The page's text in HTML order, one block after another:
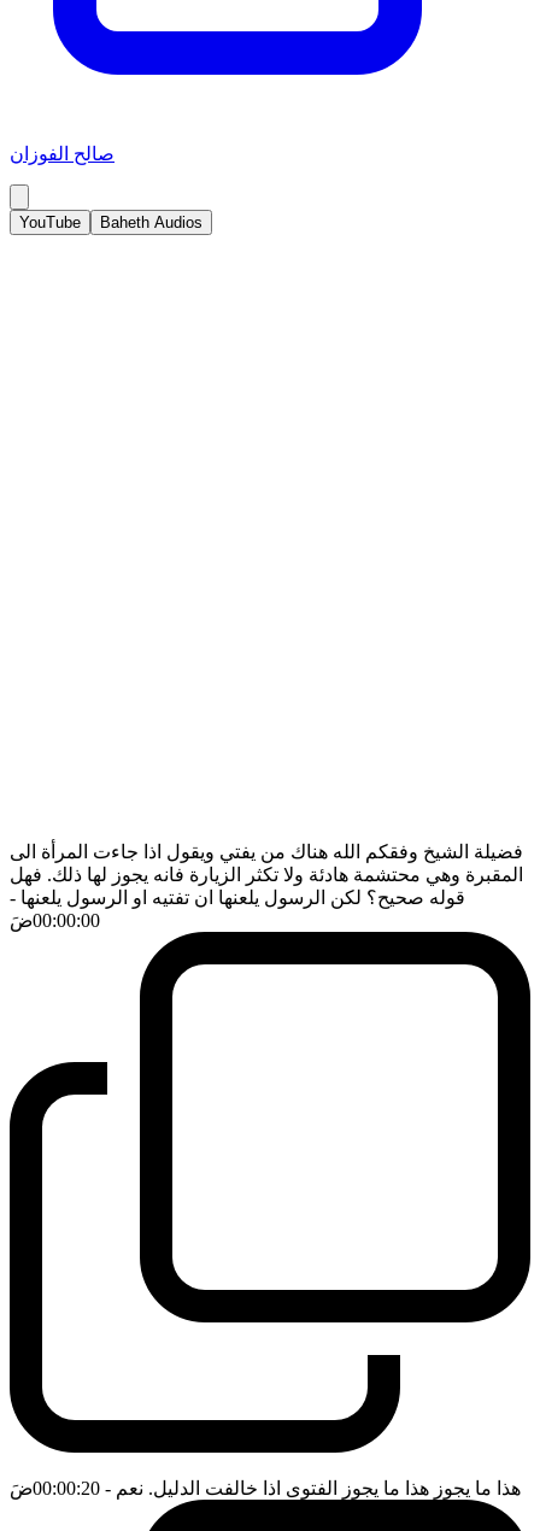
صالح الفوزان
YouTube Baheth Audios
فضيلة الشيخ وفقكم الله هناك من يفتي ويقول اذا جاءت المرأة الى
المقبرة وهي محتشمة هادئة ولا تكثر الزيارة فانه يجوز لها ذلك. فهل
قوله صحيح؟ لكن الرسول يلعنها ان تفتيه او الرسول يلعنها -
00:00:00ضَ
هذا ما يجوز هذا ما يجوز الفتوى اذا خالفت الدليل. نعم - 00:00:20 ضَ